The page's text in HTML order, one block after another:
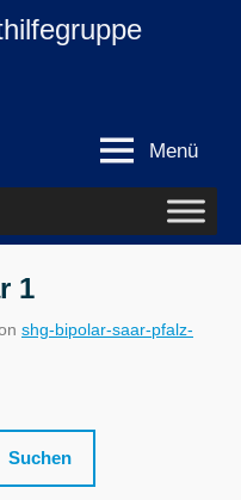
Menü
1
shg-bipolar-saar-pfalz-
Suchen